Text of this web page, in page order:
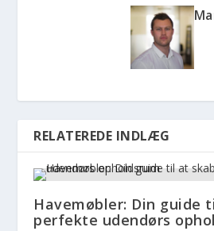
RELATEREDE INDLÆG
Havemøbler: Din guide
perfekte udendørs